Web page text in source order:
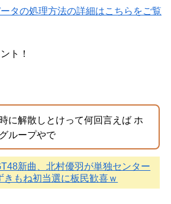
タの処理方法の詳細はこちらをご覧
ト！
に解散しとけって何回言えば ホ
ループやで
新曲、北村優羽が単独センター
もね初当選に板民歓喜ｗ